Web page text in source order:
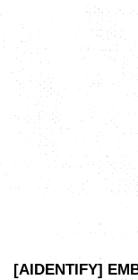
[AIDENTIFY]